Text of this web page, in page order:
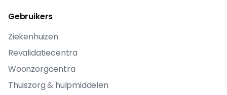
Gebruikers
Ziekenhuizen
Revalidatiecentra
Woonzorgcentra
Thuiszorg & hulpmiddelen